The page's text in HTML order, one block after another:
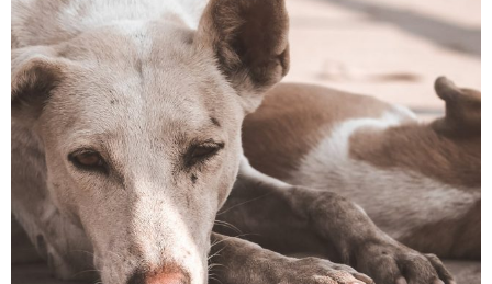
القطط على عدم العض […]